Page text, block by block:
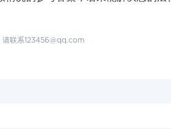
请联系123456@qq.com